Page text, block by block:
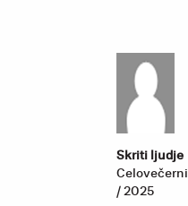
Skriti ljudje
Celovečerni
/ 2025